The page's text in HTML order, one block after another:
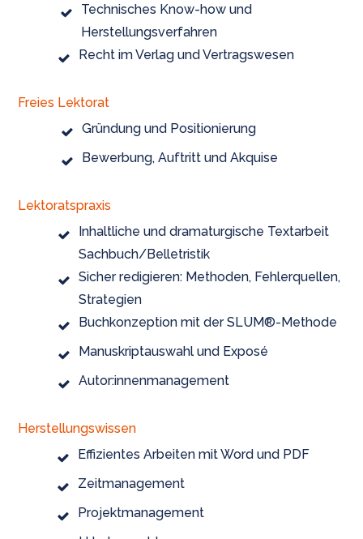
Technisches Know-how und
Herstellungsverfahren
Recht im Verlag und Vertragswesen
Freies Lektorat
Gründung und Positionierung
Bewerbung, Auftritt und Akquise
Lektoratspraxis
Inhaltliche und dramaturgische Textarbeit
Sachbuch/Belletristik
Sicher redigieren: Methoden, Fehlerquellen,
Strategien
Buchkonzeption mit der SLUM®-Methode
Manuskriptauswahl und Exposé
Autor:innenmanagement
Herstellungswissen
Effizientes Arbeiten mit Word und PDF
Zeitmanagement
Projektmanagement